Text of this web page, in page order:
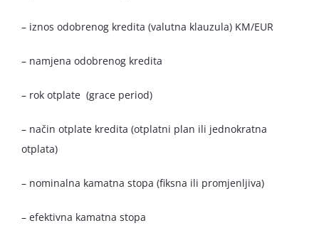
– iznos odobrenog kredita (valutna klauzula) KM/EUR
– namjena odobrenog kredita
– rok otplate (grace period)
– način otplate kredita (otplatni plan ili jednokratna
otplata)
– nominalna kamatna stopa (fiksna ili promjenljiva)
– efektivna kamatna stopa